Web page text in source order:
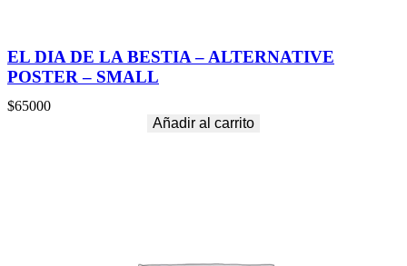
EL DIA DE LA BESTIA – ALTERNATIVE
POSTER – SMALL
$65000
Añadir al carrito